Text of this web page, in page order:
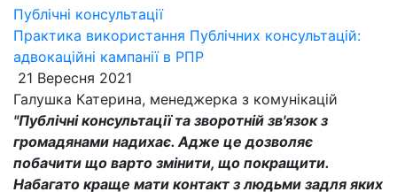
Публічні консультації
Практика використання Публічних консультацій:
адвокаційні кампанії в РПР
21 Вересня 2021
Галушка Катерина, менеджерка з комунікацій
"Публічні консультації та зворотній зв'язок з
громадянами надихає. Адже це дозволяє
побачити що варто змінити, що покращити.
Набагато краще мати контакт з людьми задля яких